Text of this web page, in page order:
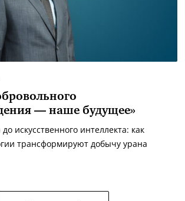
— наше будущее»
искусственного интеллекта: как
трансформируют добычу урана